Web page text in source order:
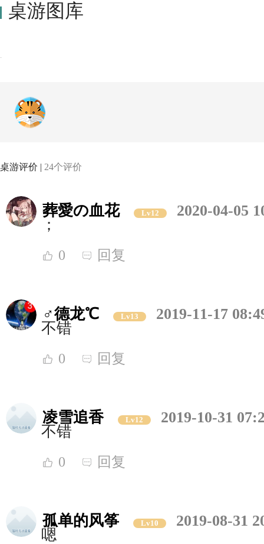
桌游图库
桌游评价 | 24个评价
葬愛の血花 Lv12
2020-04-05
；
0 回复
♂德龙℃ Lv13
2019-11-17
不错
0 回复
凌雪追香 Lv12
2019-10-31
不错
0 回复
孤单的风筝 Lv10
2019-08-31
嗯